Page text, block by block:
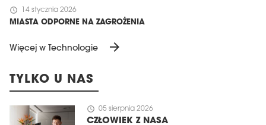
schedule 14 stycznia 2026
MIASTA ODPORNE NA ZAGROŻENIA
Więcej w Technologie arrow_forward
TYLKO U NAS
schedule 05 sierpnia 2026
CZŁOWIEK Z NASA